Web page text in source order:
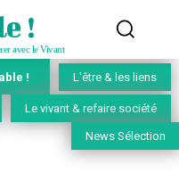
!
avec le Vivant
! L'être & les liens
Le vivant & refaire société
News Sélection